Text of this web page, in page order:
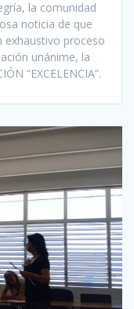
la comunidad
noticia de que
exhaustivo proceso
unánime, la
“EXCELENCIA”.